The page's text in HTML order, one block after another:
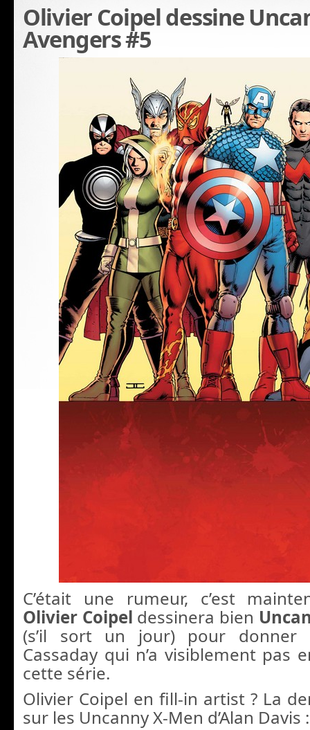
Olivier Coipel dessine
Avengers #5
C’était une rumeur, c’est
Olivier Coipel dessinera bien
(s’il sort un jour) pour donner
Cassaday qui n’a visiblement pas
cette série.
Olivier Coipel en fill-in artist ? La
sur les Uncanny X-Men d’Alan Davis :